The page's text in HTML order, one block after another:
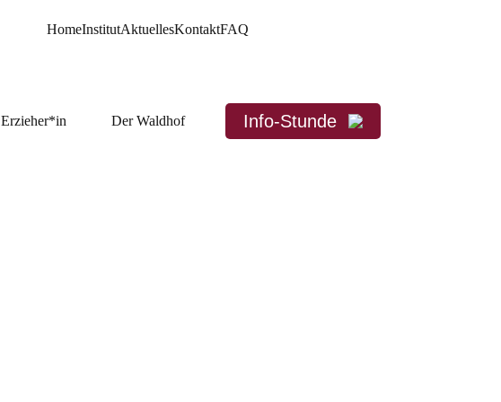
HomeInstitutAktuellesKontaktFAQ
Erzieher*in Der Waldhof Info-Stunde